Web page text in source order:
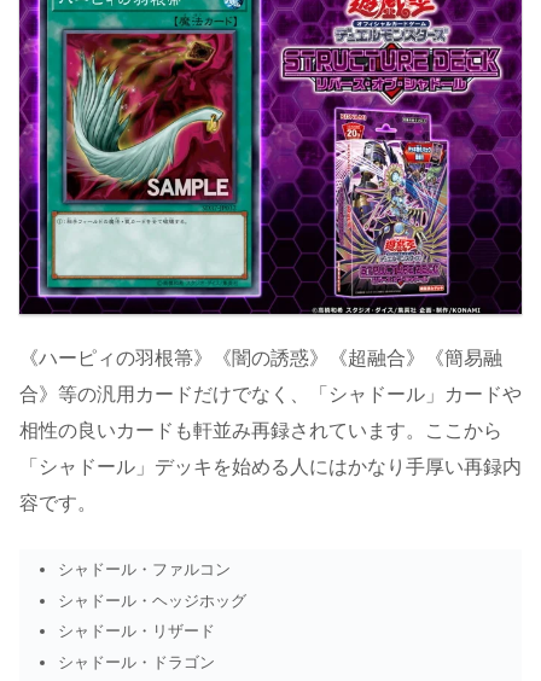
《ハーピィの羽根箒》《闇の誘惑》《超融合》《簡易融
合》等の汎用カードだけでなく、「シャドール」カードや
相性の良いカードも軒並み再録されています。ここから
「シャドール」デッキを始める人にはかなり手厚い再録内
容です。
シャドール・ファルコン
シャドール・ヘッジホッグ
シャドール・リザード
シャドール・ドラゴン